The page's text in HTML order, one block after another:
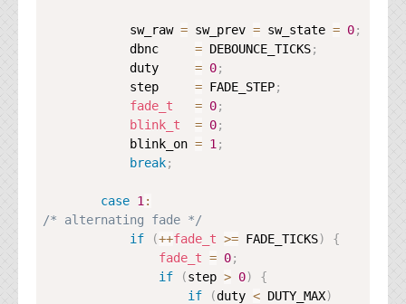
            sw_raw
= sw_prev = sw_state = 0;
            dbnc
= DEBOUNCE_TICKS;
            duty
= 0;
            step
= FADE_STEP;
fade_t
= 0;
blink_t
= 0;
            blink_on
= 1 ;
break;
case 1 :
/* alternating fade */
if
(++fade_t >= FADE_TICKS)
{
fade_t = 0;
if
(step > 0)
{
if
(duty < DUTY_MAX)